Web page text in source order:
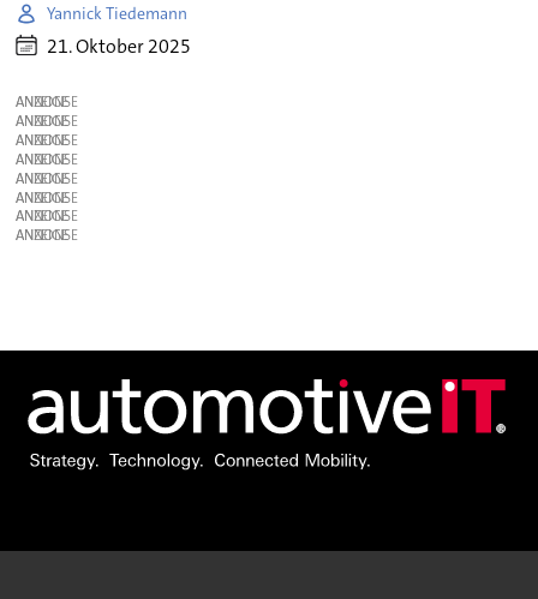
Yannick Tiedemann
21. Oktober 2025
ANZEIGE
ANZEIGE
ANZEIGE
ANZEIGE
ANZEIGE
ANZEIGE
ANZEIGE
ANZEIGE